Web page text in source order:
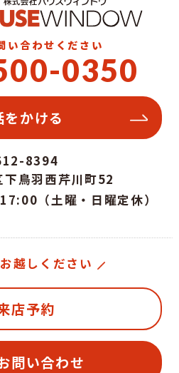
い合わせください
0350
をかける
8394
下鳥羽西芹川町52
（土曜・日曜定休）
越しください
店予約
問い合わせ